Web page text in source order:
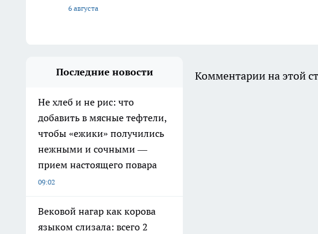
6 августа
Последние новости
Не хлеб и не рис: что
добавить в мясные тефтели,
чтобы «ежики» получились
нежными и сочными —
прием настоящего повара
09:02
Вековой нагар как корова
языком слизала: всего 2
Комментарии на этой